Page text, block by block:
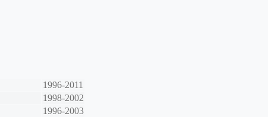
1996-2011
1998-2002
1996-2003